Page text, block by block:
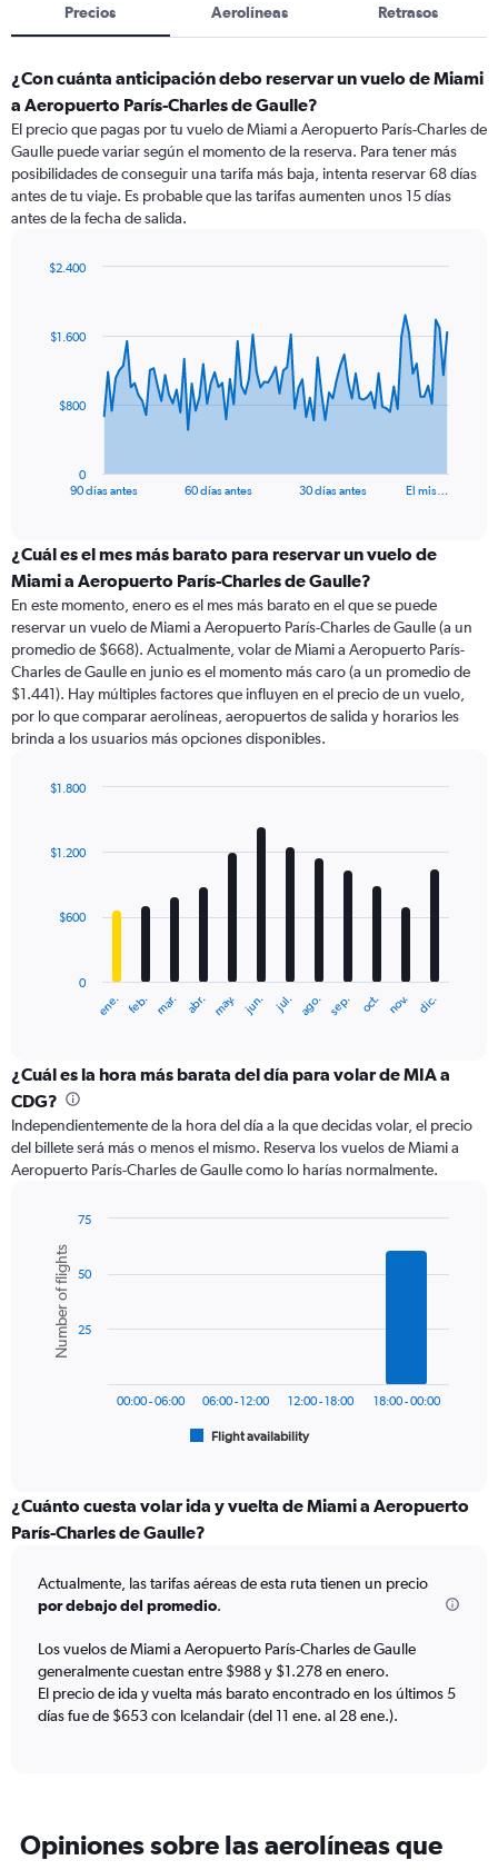
Precios Aerolíneas Retrasos
¿Con cuánta anticipación debo reservar un vuelo de Miami
a Aeropuerto París-Charles de Gaulle?
El precio que pagas por tu vuelo de Miami a Aeropuerto París-Charles de
Gaulle puede variar según el momento de la reserva. Para tener más
posibilidades de conseguir una tarifa más baja, intenta reservar 68 días
antes de tu viaje. Es probable que las tarifas aumenten unos 15 días
antes de la fecha de salida.
data
The
categories.
Range:
categories.
The
chart
has
1
Y
axis
values.
to
90 días antes 60 días antes 30 días antes El mis…
0
$800
$1.600
$2.400
¿Cuál es el mes más barato para reservar un vuelo de
Miami a Aeropuerto París-Charles de Gaulle?
En este momento, enero es el mes más barato en el que se puede
reservar un vuelo de Miami a Aeropuerto París-Charles de Gaulle (a un
promedio de $668). Actualmente, volar de Miami a Aeropuerto París-
Charles de Gaulle en junio es el momento más caro (a un promedio de
$1.441). Hay múltiples factores que influyen en el precio de un vuelo,
por lo que comparar aerolíneas, aeropuertos de salida y horarios les
brinda a los usuarios más opciones disponibles.
with
12
The
categories.
Range:
categories.
The
chart
axis
displaying
values.
Range:
ene. feb. mar. abr. may. jun. jul. ago. sep. oct. nov. dic.
0
$600
$1.200
$1.800
¿Cuál es la hora más barata del día para volar de MIA a
CDG?
Independientemente de la hora del día a la que decidas volar, el precio
del billete será más o menos el mismo. Reserva los vuelos de Miami a
Aeropuerto París-Charles de Gaulle como lo harías normalmente.
chart
with
bars.
The
categories.
Range:
The
chart
1
Y
axis
displaying
to
75.
Chart
graphic.
Number of flights
Flight availability
00:00 - 06:00 06:00 - 12:00 12:00 - 18:00 18:00 - 00:00
25
50
75
¿Cuánto cuesta volar ida y vuelta de Miami a Aeropuerto
París-Charles de Gaulle?
Actualmente, las tarifas aéreas de esta ruta tienen un precio
por debajo del promedio.
Los vuelos de Miami a Aeropuerto París-Charles de Gaulle
generalmente cuestan entre $988 y $1.278 en enero.
El precio de ida y vuelta más barato encontrado en los últimos 5
días fue de $653 con Icelandair (del 11 ene. al 28 ene.).
Opiniones sobre las aerolíneas que